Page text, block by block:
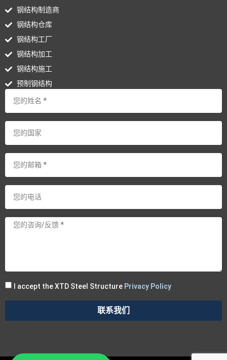
钢结构制造商
钢结构仓库
钢结构工厂
钢结构加工
钢结构施工
预制钢结构
I accept the XTD Steel Structure Privacy Policy
联系我们